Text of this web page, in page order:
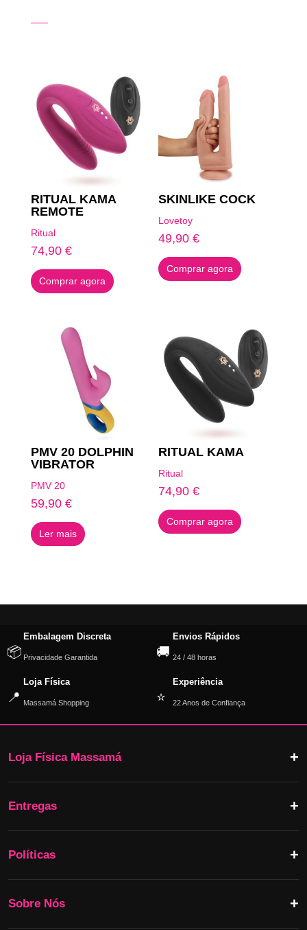
RITUAL KAMA
REMOTE
Ritual
74,90 €
Comprar agora
SKINLIKE COCK
Lovetoy
49,90€
Comprar agora
PMV 20 DOLPHIN
VIBRATOR
PMV 20
59,90 €
Ler mais
RITUAL KAMA
Ritual
74,90€
Comprar agora
📦
Embalagem Discreta
Privacidade Garantida 🚚
Envios Rápidos
24 / 48 horas
📍
Loja Física
Massamá Shopping ⭐
Experiência
22 Anos de Confiança
Loja Física Massamá
Entregas
Políticas
Sobre Nós